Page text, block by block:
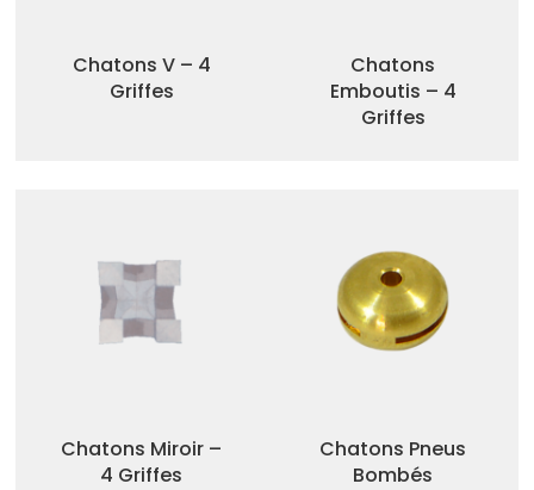
Chatons V – 4
Griffes
Chatons
Emboutis – 4
Griffes
Chatons Miroir –
4 Griffes
Chatons Pneus
Bombés